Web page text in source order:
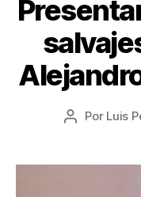
Por Luis